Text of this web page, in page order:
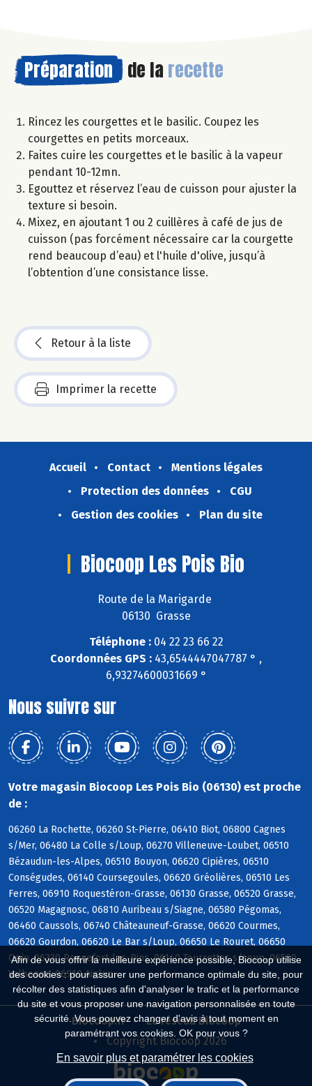
Afin de vous offrir la meilleure expérience possible, Biocoop utilise
des cookies : pour assurer une performance optimale du site, pour
récolter des statistiques afin d'analyser le trafic et la performance
du site et vous proposer une navigation personnalisée en toute
sécurité. Vous pouvez changer d'avis à tout moment en
paramétrant vos cookies. OK pour vous ?
En savoir plus et paramétrer les cookies
Préparation de la recette
Rincez les courgettes et le basilic. Coupez les
courgettes en petits morceaux.
Faites cuire les courgettes et le basilic à la vapeur
pendant 10-12mn.
Egouttez et réservez l’eau de cuisson pour ajuster la
texture si besoin.
Mixez, en ajoutant 1 ou 2 cuillères à café de jus de
cuisson (pas forcément nécessaire car la courgette
rend beaucoup d’eau) et l'huile d'olive, jusqu’à
l’obtention d’une consistance lisse.
Retour à la liste
Imprimer la recette
Accueil Contact
Mentions légales
Protection des données
CGU
Gestion des cookies
Plan du site
Biocoop Les Pois Bio
Route de la Marigarde
06130 Grasse
Téléphone :04 22 23 66 22
Coordonnées GPS : 43,6544447047787 ° ,
6,93274600031669 °
Nous suivre sur
Votre magasin Biocoop Les Pois Bio (06130) est proche
de :
06260 La Rochette, 06260 St-Pierre, 06410 Biot, 06800 Cagnes
s/Mer, 06480 La Colle s/Loup, 06270 Villeneuve-Loubet, 06510
Bézaudun-les-Alpes, 06510 Bouyon, 06620 Cipières, 06510
Conségudes, 06140 Coursegoules, 06620 Gréolières, 06510 Les
Ferres, 06910 Roquestéron-Grasse, 06130 Grasse, 06520 Grasse,
06520 Magagnosc, 06810 Auribeau s/Siagne, 06580 Pégomas,
06460 Caussols, 06740 Châteauneuf-Grasse, 06620 Courmes,
06620 Gourdon, 06620 Le Bar s/Loup, 06650 Le Rouret, 06650
Opio, 06330 Roquefort-les-Pins, 06140 Tourrettes s/Loup, 06560
Valbonne, 06910 Aiglun
Biocoop.fr
Le réseau Biocoop
Copyright Biocoop 2026